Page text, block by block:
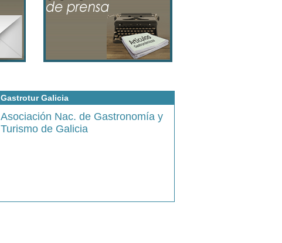
Gastrotur Galicia
Asociación Nac. de Gastronomía y
Turismo de Galicia